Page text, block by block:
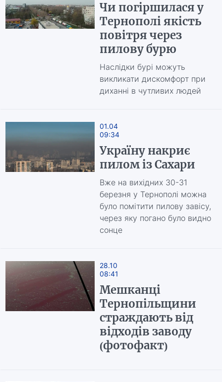
Чи погіршилася у
Тернополі якість
повітря через
пилову бурю
Наслідки бурі можуть
викликати дискомфорт при
диханні в чутливих людей
01.04
09:34
Україну накриє
пилом із Сахари
Вже на вихідних 30-31
березня у Тернополі можна
було помітити пилову завісу,
через яку погано було видно
сонце
28.10
08:41
Мешканці
Тернопільщини
страждають від
відходів заводу
(фотофакт)